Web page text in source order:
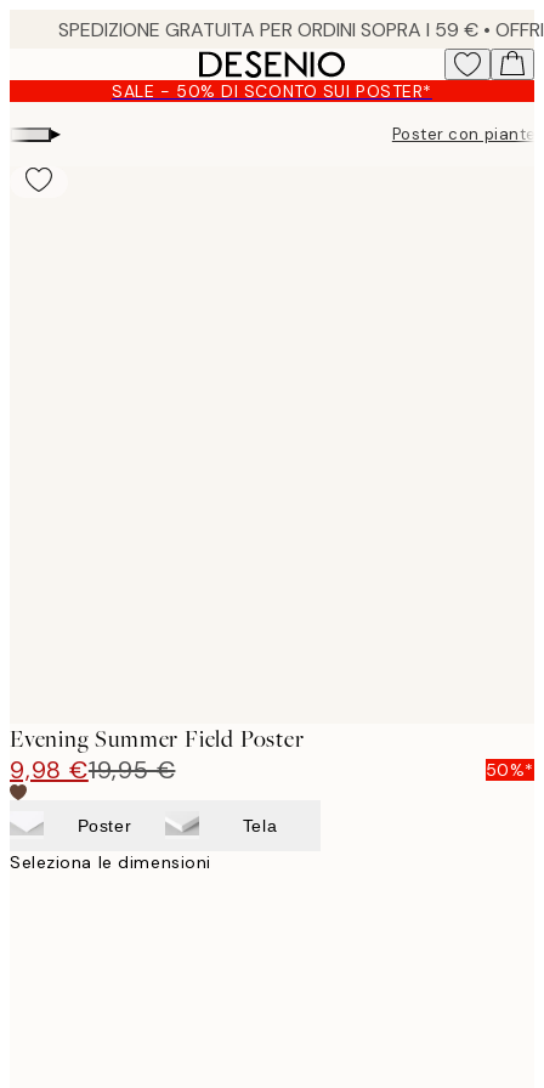
content.
SALE - 50% DI SCONTO SUI POSTER*
▸ Poster con piante
Evening Summer Field Poster
9,98 €19,95 € 50%*
Poster Tela
Seleziona le dimensioni